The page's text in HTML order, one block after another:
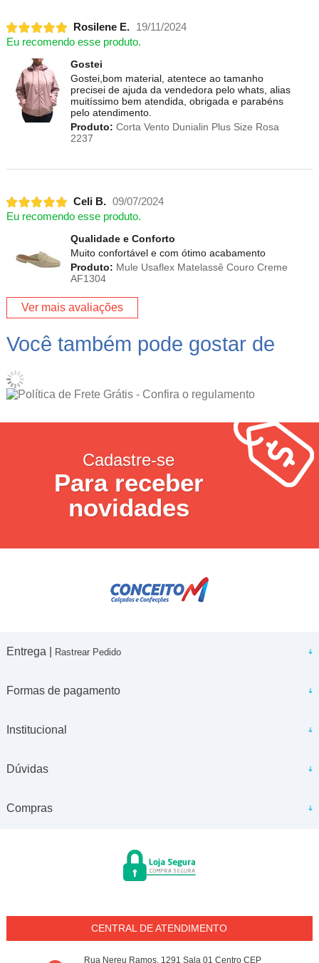
Rosilene E.
19/11/2024
Eu recomendo esse produto.
Gostei
Gostei,bom material, atentece ao tamanho
precisei de ajuda da vendedora pelo whats, alias
muitíssimo bem atendida, obrigada e parabéns
pelo atendimento.
Produto: Corta Vento Dunialin Plus Size Rosa
2237
Celi B. 09/07/2024
Eu recomendo esse produto.
Qualidade e Conforto
Muito confortável e com ótimo acabamento
Produto: Mule Usaflex Matelassê Couro Creme
AF1304
Ver mais avaliações
Você também pode gostar de
Cadastre-se
Para receber
novidades
Entrega | Rastrear Pedido
Formas de pagamento
Institucional
Dúvidas
Compras
CENTRAL DE ATENDIMENTO
Rua Nereu Ramos, 1291 Sala 01 Centro CEP